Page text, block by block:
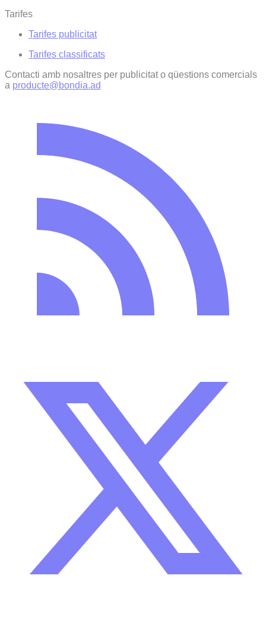
Tarifes
Tarifes publicitat
Tarifes classificats
Contacti amb nosaltres per publicitat o qüestions comercials
a producte@bondia.ad